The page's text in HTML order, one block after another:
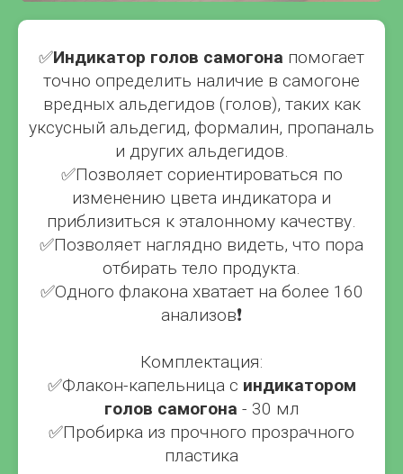
✅Индикатор голов самогона помогает
точно определить наличие в самогоне
вредных альдегидов (голов), таких как
уксусный альдегид, формалин, пропаналь
и других альдегидов.
✅Позволяет сориентироваться по
изменению цвета индикатора и
приблизиться к эталонному качеству.
✅Позволяет наглядно видеть, что пора
отбирать тело продукта.
✅Одного флакона хватает на более 160
анализов❗
Комплектация:
✅Флакон-капельница с индикатором
голов самогона - 30 мл
✅Пробирка из прочного прозрачного
пластика